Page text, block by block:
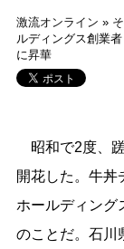
激流オンライン »
ルディングス創業
に昇華
昭和で2度、
開花した。牛丼
ホールディング
のことだ。石川